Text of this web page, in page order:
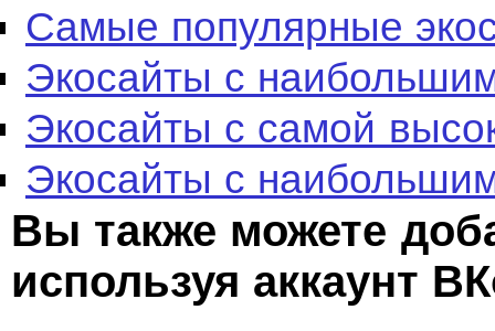
Самые популярные
Экосайты с
Экосайты с самой
Экосайты с
Вы также можете
используя аккаунт